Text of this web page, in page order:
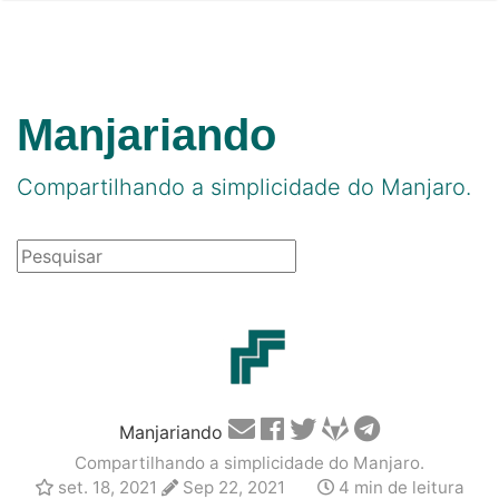
Manjariando
Compartilhando a simplicidade do Manjaro.
Manjariando
Compartilhando a simplicidade do Manjaro.
set. 18, 2021
Sep 22, 2021 4 min de leitura